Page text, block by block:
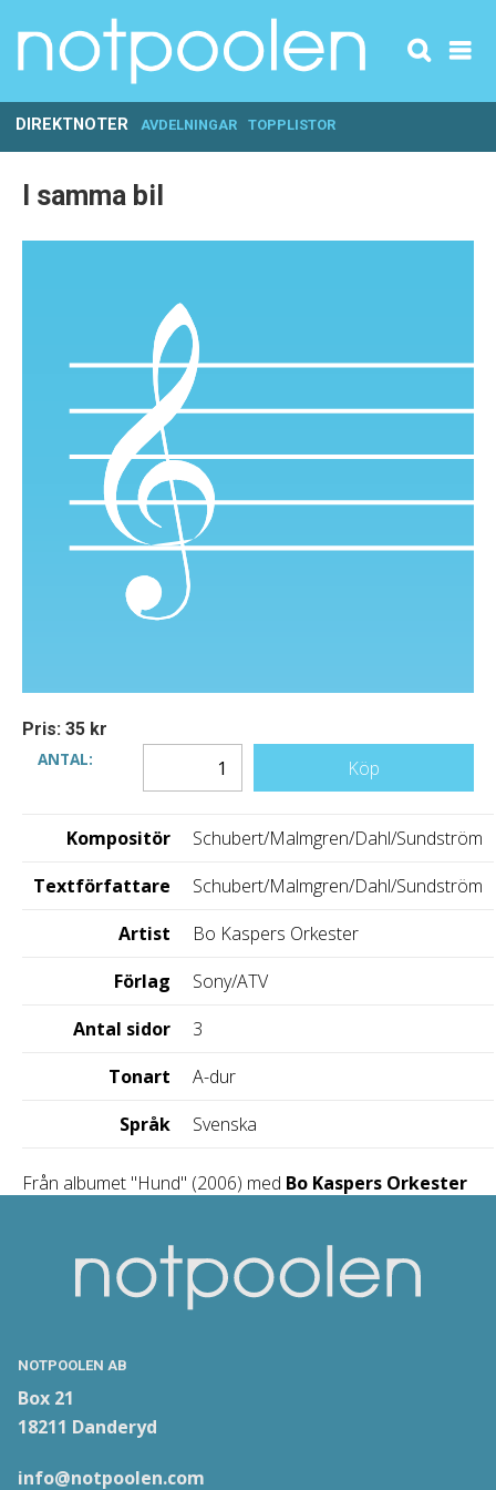
DIREKTNOTER AVDELNINGAR TOPPLISTOR
I samma bil
Pris: 35 kr
ANTAL:
Köp
Kompositör
Schubert/Malmgren/Dahl/Sundström
Textförfattare
Schubert/Malmgren/Dahl/Sundström
Artist
Bo Kaspers Orkester
Förlag
Sony/ATV
Antal sidor
3
Tonart
A-dur
Språk
Svenska
Från albumet "Hund" (2006) med Bo Kaspers Orkester
NOTPOOLEN AB
Box 21
18211 Danderyd
info@notpoolen.com